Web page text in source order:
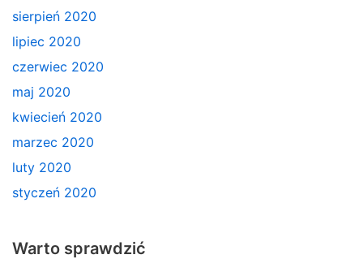
sierpień 2020
lipiec 2020
czerwiec 2020
maj 2020
kwiecień 2020
marzec 2020
luty 2020
styczeń 2020
Warto sprawdzić